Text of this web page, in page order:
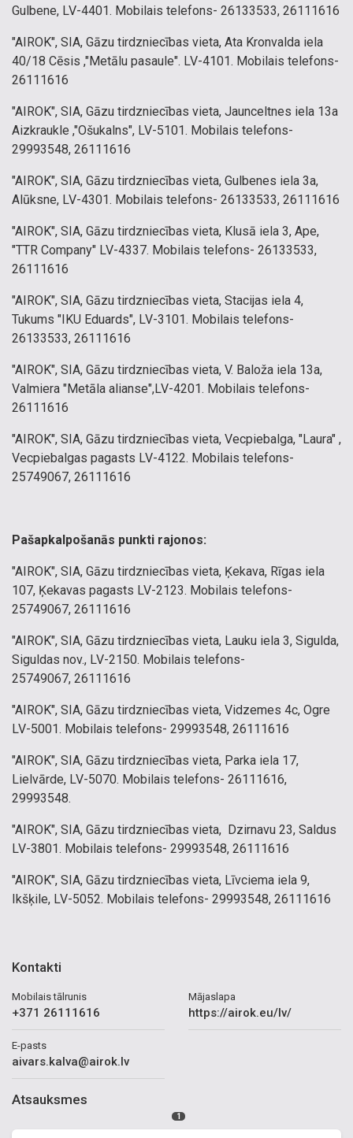
Gulbene, LV-4401. Mobilais telefons- 26133533, 26111616
"AIROK", SIA, Gāzu tirdzniecības vieta, Ata Kronvalda iela
40/18 Cēsis ,"Metālu pasaule". LV-4101. Mobilais telefons-
26111616
"AIROK", SIA, Gāzu tirdzniecības vieta, Jaunceltnes iela 13a
Aizkraukle ,"Ošukalns", LV-5101. Mobilais telefons-
29993548, 26111616
"AIROK", SIA, Gāzu tirdzniecības vieta, Gulbenes iela 3a,
Alūksne, LV-4301. Mobilais telefons- 26133533, 26111616
"AIROK", SIA, Gāzu tirdzniecības vieta, Klusā iela 3, Ape,
"TTR Company" LV-4337. Mobilais telefons- 26133533,
26111616
"AIROK", SIA, Gāzu tirdzniecības vieta, Stacijas iela 4,
Tukums "IKU Eduards", LV-3101. Mobilais telefons-
26133533, 26111616
"AIROK", SIA, Gāzu tirdzniecības vieta, V. Baloža iela 13a,
Valmiera "Metāla alianse",LV-4201. Mobilais telefons-
26111616
"AIROK", SIA, Gāzu tirdzniecības vieta, Vecpiebalga, "Laura" ,
Vecpiebalgas pagasts LV-4122. Mobilais telefons-
25749067, 26111616
Pašapkalpošanās punkti rajonos:
"AIROK", SIA, Gāzu tirdzniecības vieta, Ķekava, Rīgas iela
107, Ķekavas pagasts LV-2123. Mobilais telefons-
25749067, 26111616
"AIROK", SIA, Gāzu tirdzniecības vieta, Lauku iela 3, Sigulda,
Siguldas nov., LV-2150. Mobilais telefons-
25749067, 26111616
"AIROK", SIA, Gāzu tirdzniecības vieta, Vidzemes 4c, Ogre
LV-5001. Mobilais telefons- 29993548, 26111616
"AIROK", SIA, Gāzu tirdzniecības vieta, Parka iela 17,
Lielvārde, LV-5070. Mobilais telefons- 26111616,
29993548.
"AIROK", SIA, Gāzu tirdzniecības vieta, Dzirnavu 23, Saldus
LV-3801. Mobilais telefons- 29993548, 26111616
"AIROK", SIA, Gāzu tirdzniecības vieta, Līvciema iela 9,
Ikšķile, LV-5052. Mobilais telefons- 29993548, 26111616
Kontakti
Mobilais tālrunis
+371 26111616
E-pasts
aivars.kalva@airok.lv
Mājaslapa
https://airok.eu/lv/
Atsauksmes
1